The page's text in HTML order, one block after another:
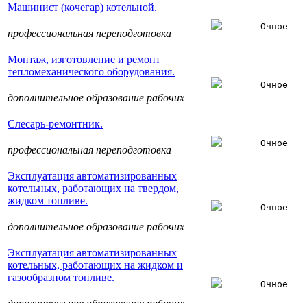
Машинист (кочегар) котельной.
профессиональная переподготовка
Очное
Монтаж, изготовление и ремонт
тепломеханического оборудования.
дополнительное образование рабочих
Очное
Слесарь-ремонтник.
профессиональная переподготовка
Очное
Эксплуатация автоматизированных
котельных, работающих на твердом,
жидком топливе.
дополнительное образование рабочих
Очное
Эксплуатация автоматизированных
котельных, работающих на жидком и
газообразном топливе.
Очное